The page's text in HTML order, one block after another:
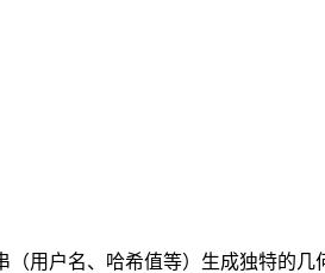
用户名、哈希值等）生成独特的几